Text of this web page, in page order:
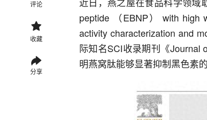
评论
收藏
分享
peptide （EBNP） with high
activity characterization and
际知名SCI收录期刊《Journal
明燕窝肽能够显著抑制黑色素